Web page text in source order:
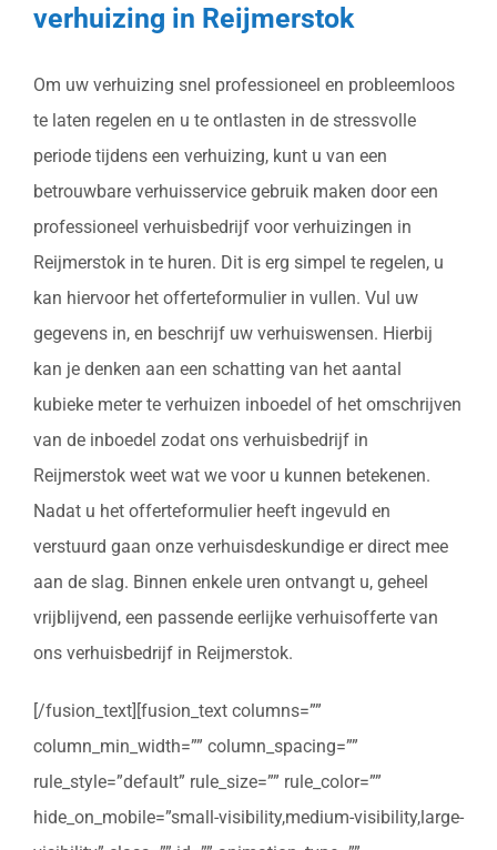
verhuizing in Reijmerstok
Om uw verhuizing snel professioneel en probleemloos
te laten regelen en u te ontlasten in de stressvolle
periode tijdens een verhuizing, kunt u van een
betrouwbare verhuisservice gebruik maken door een
professioneel verhuisbedrijf voor verhuizingen in
Reijmerstok in te huren. Dit is erg simpel te regelen, u
kan hiervoor het offerteformulier in vullen. Vul uw
gegevens in, en beschrijf uw verhuiswensen. Hierbij
kan je denken aan een schatting van het aantal
kubieke meter te verhuizen inboedel of het omschrijven
van de inboedel zodat ons verhuisbedrijf in
Reijmerstok weet wat we voor u kunnen betekenen.
Nadat u het offerteformulier heeft ingevuld en
verstuurd gaan onze verhuisdeskundige er direct mee
aan de slag. Binnen enkele uren ontvangt u, geheel
vrijblijvend, een passende eerlijke verhuisofferte van
ons verhuisbedrijf in Reijmerstok.
[/fusion_text][fusion_text columns=””
column_min_width=”” column_spacing=””
rule_style=”default” rule_size=”” rule_color=””
hide_on_mobile=”small-visibility,medium-visibility,large-